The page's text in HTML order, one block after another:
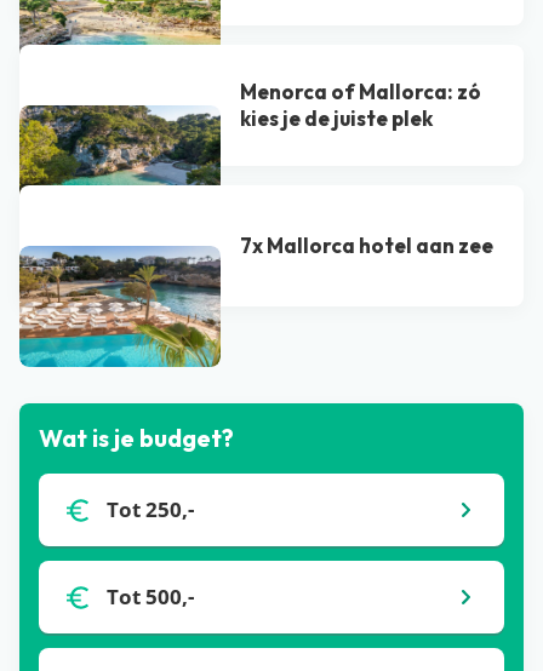
Menorca of Mallorca: zó
kies je de juiste plek
7x Mallorca hotel aan zee
Bekijk alle blogs
Wat is je budget?
Tot 250,-
Tot 500,-